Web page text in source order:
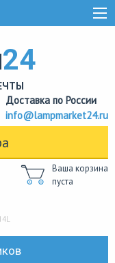
24
Доставка по России
info@lampmarket24.ru
Ваша корзина
пуста